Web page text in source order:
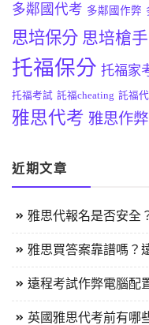
多鄰國代考 多鄰國作弊
思培保分 思培槍手
托福保分 托福家
托福考試 託福cheating 託福
雅思代考 雅思作弊
近期文章
雅思代報名是否安全
雅思買答案靠譜嗎？
遠程考試作弊電腦配
英國雅思代考前有哪